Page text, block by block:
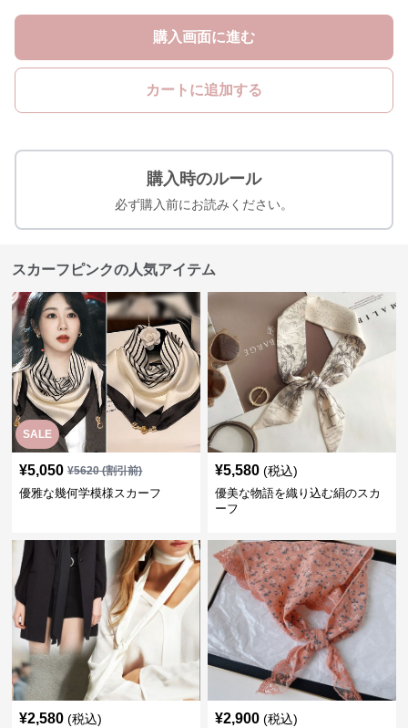
購入画面に進む
カートに追加する
購入時のルール
必ず購入前にお読みください。
スカーフピンクの人気アイテム
SALE
¥5,050 ¥5620(割引前)
優雅な幾何学模様スカーフ
¥5,580 (税込)
優美な物語を織り込む絹のスカ
ーフ
¥2,580 (税込) ¥2,900 (税込)